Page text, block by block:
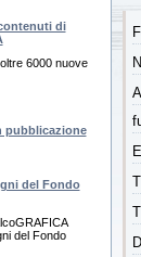
di
6000 nuove
pubblicazione
del Fondo
del Fondo